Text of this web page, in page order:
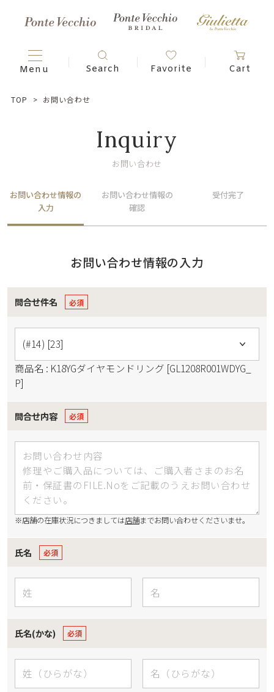
TOP お問い合わせ
Inquiry
お問い合わせ
お問い合わせ情報の
入力
お問い合わせ情報の
確認
受付完了
お問い合わせ情報の入力
問合せ件名
商品名 : K18YGダイヤモンドリング [GL1208R001WDYG_
P]
問合せ内容
※店舗の在庫状況につきましては店舗までお問い合わせくださいませ。
氏名
氏名(かな)